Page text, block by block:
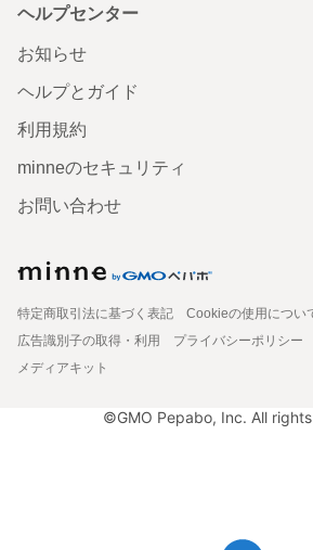
ヘルプセンター
お知らせ
ヘルプとガイド
利用規約
minneのセキュリティ
お問い合わせ
特定商取引法に基づく表記
Cookieの使用につい
広告識別子の取得・利用
プライバシーポリシー
メディアキット
©GMO Pepabo, Inc. All